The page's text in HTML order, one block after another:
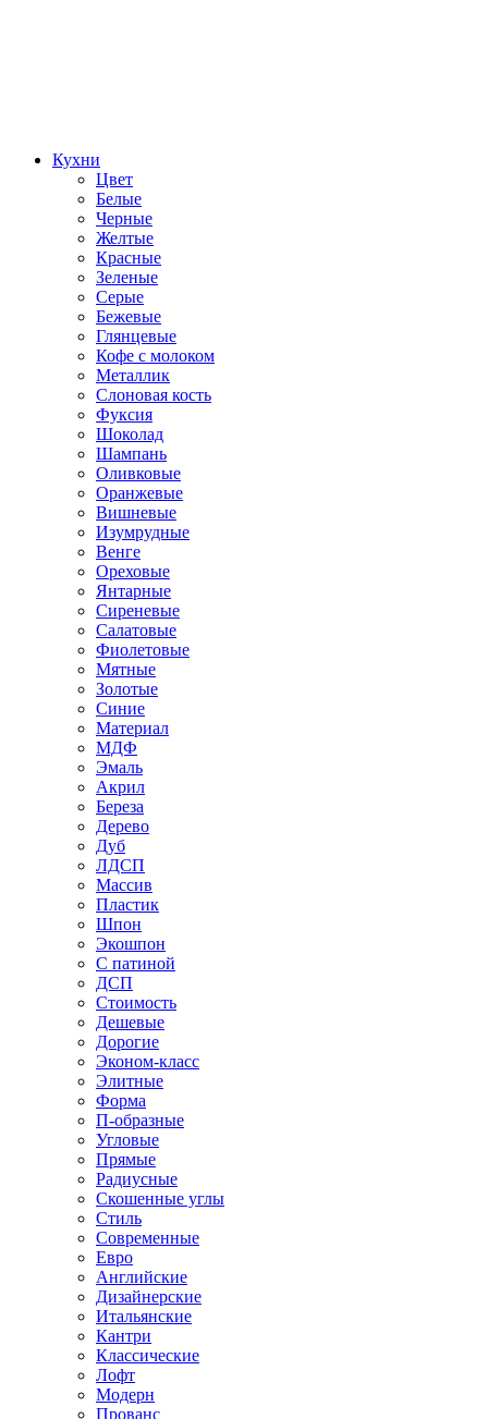
Кухни
Цвет
Белые
Черные
Желтые
Красные
Зеленые
Серые
Бежевые
Глянцевые
Кофе с молоком
Металлик
Слоновая кость
Фуксия
Шоколад
Шампань
Оливковые
Оранжевые
Вишневые
Изумрудные
Венге
Ореховые
Янтарные
Сиреневые
Салатовые
Фиолетовые
Мятные
Золотые
Синие
Материал
МДФ
Эмаль
Акрил
Береза
Дерево
Дуб
ЛДСП
Массив
Пластик
Шпон
Экошпон
С патиной
ДСП
Стоимость
Дешевые
Дорогие
Эконом-класс
Элитные
Форма
П-образные
Угловые
Прямые
Радиусные
Скошенные углы
Стиль
Современные
Евро
Английские
Дизайнерские
Итальянские
Кантри
Классические
Лофт
Модерн
Прованс